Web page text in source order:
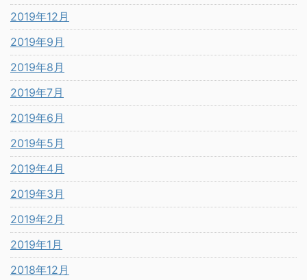
2019年12月
2019年9月
2019年8月
2019年7月
2019年6月
2019年5月
2019年4月
2019年3月
2019年2月
2019年1月
2018年12月